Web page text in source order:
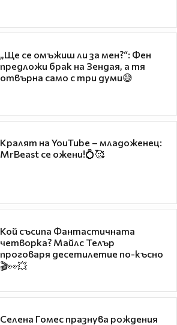
„Ще се омъжиш ли за мен?“: Фен
предложи брак на Зендая, а тя
отвърна само с три думи😅
Кралят на YouTube – младоженец:
MrBeast се ожени!💍🥰
Кой съсипа Фантастичната
четворка? Майлс Телър
проговаря десетилетие по-късно
🎬👀💥
Селена Гомес празнува рождения